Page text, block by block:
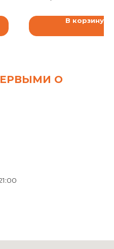
В корзину
О